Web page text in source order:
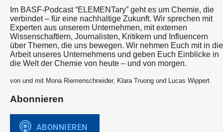
Im BASF-Podcast “ELEMENTary” geht es um Chemie, die
verbindet – für eine nachhaltige Zukunft. Wir sprechen mit
Experten aus unserem Unternehmen, mit externen
Wissenschaftlern, Journalisten, Kritikern und Influencern
über Themen, die uns bewegen. Wir nehmen Euch mit in die
Arbeit unseres Unternehmens und geben Euch Einblicke in
die Welt der Chemie von heute – und von morgen.
von und mit Mona Riemenschneider, Klara Truong und Lucas Wippert
Abonnieren